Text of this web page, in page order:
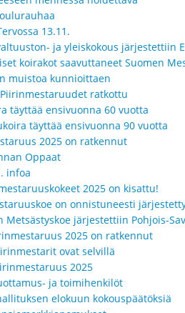
13.11.
ja yleiskokous järjestettiin
koirakot saavuttaneet Suomen
muistoa kunnioittaen
Piirinmestaruudet ratkottu
täyttää ensivuonna 60 vuotta
täyttää ensivuonna 90 vuotta
2025 on ratkennut
Oppaat
infoa
2025 on kisattu!
on onnistuneesti
Metsästyskoe järjestettiin Pohjois-
2025 on ratkennut
ovat selvillä
2025
ja toimihenkilöt
elokuun kokouspäätöksiä